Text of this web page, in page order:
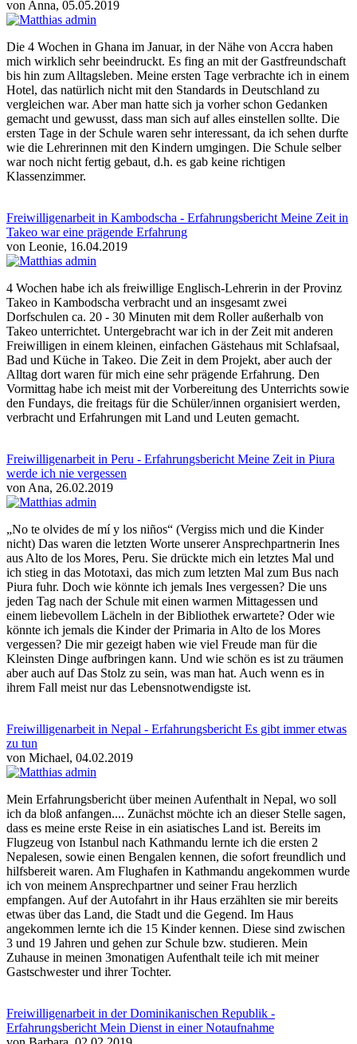
von Anna, 05.05.2019
Die 4 Wochen in Ghana im Januar, in der Nähe von Accra haben
mich wirklich sehr beeindruckt. Es fing an mit der Gastfreundschaft
bis hin zum Alltagsleben. Meine ersten Tage verbrachte ich in einem
Hotel, das natürlich nicht mit den Standards in Deutschland zu
vergleichen war. Aber man hatte sich ja vorher schon Gedanken
gemacht und gewusst, dass man sich auf alles einstellen sollte. Die
ersten Tage in der Schule waren sehr interessant, da ich sehen durfte
wie die Lehrerinnen mit den Kindern umgingen. Die Schule selber
war noch nicht fertig gebaut, d.h. es gab keine richtigen
Klassenzimmer.
Freiwilligenarbeit in Kambodscha - Erfahrungsbericht Meine Zeit in
Takeo war eine prägende Erfahrung
von Leonie, 16.04.2019
4 Wochen habe ich als freiwillige Englisch-Lehrerin in der Provinz
Takeo in Kambodscha verbracht und an insgesamt zwei
Dorfschulen ca. 20 - 30 Minuten mit dem Roller außerhalb von
Takeo unterrichtet. Untergebracht war ich in der Zeit mit anderen
Freiwilligen in einem kleinen, einfachen Gästehaus mit Schlafsaal,
Bad und Küche in Takeo. Die Zeit in dem Projekt, aber auch der
Alltag dort waren für mich eine sehr prägende Erfahrung. Den
Vormittag habe ich meist mit der Vorbereitung des Unterrichts sowie
den Fundays, die freitags für die Schüler/innen organisiert werden,
verbracht und Erfahrungen mit Land und Leuten gemacht.
Freiwilligenarbeit in Peru - Erfahrungsbericht Meine Zeit in Piura
werde ich nie vergessen
von Ana, 26.02.2019
„No te olvides de mí y los niños“ (Vergiss mich und die Kinder
nicht) Das waren die letzten Worte unserer Ansprechpartnerin Ines
aus Alto de los Mores, Peru. Sie drückte mich ein letztes Mal und
ich stieg in das Mototaxi, das mich zum letzten Mal zum Bus nach
Piura fuhr. Doch wie könnte ich jemals Ines vergessen? Die uns
jeden Tag nach der Schule mit einen warmen Mittagessen und
einem liebevollem Lächeln in der Bibliothek erwartete? Oder wie
könnte ich jemals die Kinder der Primaria in Alto de los Mores
vergessen? Die mir gezeigt haben wie viel Freude man für die
Kleinsten Dinge aufbringen kann. Und wie schön es ist zu träumen
aber auch auf Das Stolz zu sein, was man hat. Auch wenn es in
ihrem Fall meist nur das Lebensnotwendigste ist.
Freiwilligenarbeit in Nepal - Erfahrungsbericht Es gibt immer etwas
zu tun
von Michael, 04.02.2019
Mein Erfahrungsbericht über meinen Aufenthalt in Nepal, wo soll
ich da bloß anfangen.... Zunächst möchte ich an dieser Stelle sagen,
dass es meine erste Reise in ein asiatisches Land ist. Bereits im
Flugzeug von Istanbul nach Kathmandu lernte ich die ersten 2
Nepalesen, sowie einen Bengalen kennen, die sofort freundlich und
hilfsbereit waren. Am Flughafen in Kathmandu angekommen wurde
ich von meinem Ansprechpartner und seiner Frau herzlich
empfangen. Auf der Autofahrt in ihr Haus erzählten sie mir bereits
etwas über das Land, die Stadt und die Gegend. Im Haus
angekommen lernte ich die 15 Kinder kennen. Diese sind zwischen
3 und 19 Jahren und gehen zur Schule bzw. studieren. Mein
Zuhause in meinen 3monatigen Aufenthalt teile ich mit meiner
Gastschwester und ihrer Tochter.
Freiwilligenarbeit in der Dominikanischen Republik -
Erfahrungsbericht Mein Dienst in einer Notaufnahme